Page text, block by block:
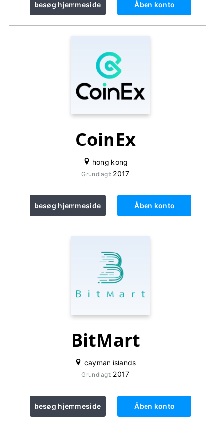
besøg hjemmeside Åben konto
CoinEx
hong kong
Grundlagt: 2017
besøg hjemmeside Åben konto
BitMart
cayman islands
Grundlagt: 2017
besøg hjemmeside Åben konto